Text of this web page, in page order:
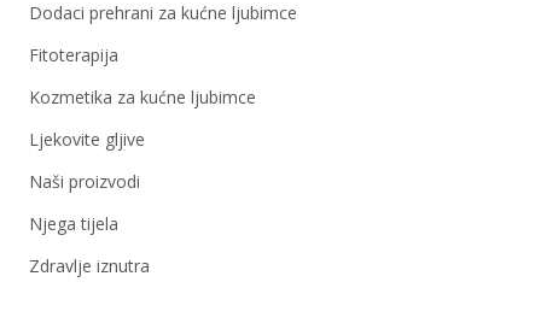
Dodaci prehrani za kućne ljubimce
Fitoterapija
Kozmetika za kućne ljubimce
Ljekovite gljive
Naši proizvodi
Njega tijela
Zdravlje iznutra